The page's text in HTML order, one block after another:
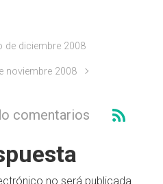
de diciembre 2008
noviembre 2008
comentarios
no será publicada.